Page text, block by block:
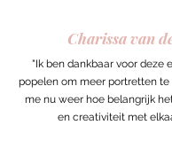
Charissa van
"Ik ben dankbaar voor deze
popelen om meer portretten te
me nu weer hoe belangrijk
en creativiteit met